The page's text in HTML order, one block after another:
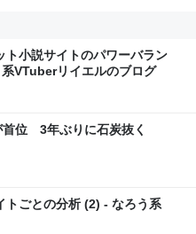
ト小説サイトのパワーバラン
VTuberリイエルのブログ
首位 3年ぶりに石炭抜く
トごとの分析 (2) - なろう系